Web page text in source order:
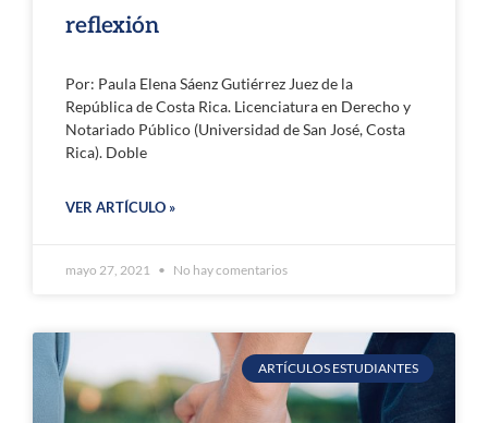
reflexión
Por: Paula Elena Sáenz Gutiérrez Juez de la
República de Costa Rica. Licenciatura en Derecho y
Notariado Público (Universidad de San José, Costa
Rica). Doble
VER ARTÍCULO »
mayo 27, 2021 No hay comentarios
ARTÍCULOS ESTUDIANTES